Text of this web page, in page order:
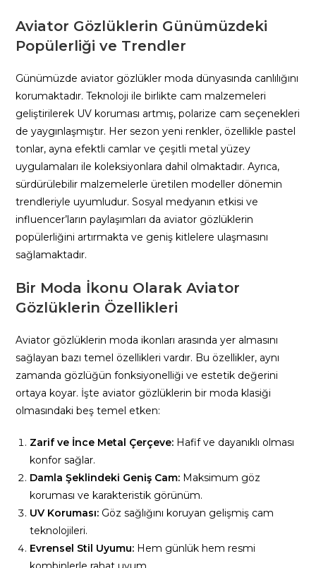
Aviator Gözlüklerin Günümüzdeki
Popülerliği ve Trendler
Günümüzde aviator gözlükler moda dünyasında canlılığını
korumaktadır. Teknoloji ile birlikte cam malzemeleri
geliştirilerek UV koruması artmış, polarize cam seçenekleri
de yaygınlaşmıştır. Her sezon yeni renkler, özellikle pastel
tonlar, ayna efektli camlar ve çeşitli metal yüzey
uygulamaları ile koleksiyonlara dahil olmaktadır. Ayrıca,
sürdürülebilir malzemelerle üretilen modeller dönemin
trendleriyle uyumludur. Sosyal medyanın etkisi ve
influencer’ların paylaşımları da aviator gözlüklerin
popülerliğini artırmakta ve geniş kitlelere ulaşmasını
sağlamaktadır.
Bir Moda İkonu Olarak Aviator
Gözlüklerin Özellikleri
Aviator gözlüklerin moda ikonları arasında yer almasını
sağlayan bazı temel özellikleri vardır. Bu özellikler, aynı
zamanda gözlüğün fonksiyonelliği ve estetik değerini
ortaya koyar. İşte aviator gözlüklerin bir moda klasiği
olmasındaki beş temel etken:
Zarif ve İnce Metal Çerçeve: Hafif ve dayanıklı olması
konfor sağlar.
Damla Şeklindeki Geniş Cam: Maksimum göz
koruması ve karakteristik görünüm.
UV Koruması: Göz sağlığını koruyan gelişmiş cam
teknolojileri.
Evrensel Stil Uyumu: Hem günlük hem resmi